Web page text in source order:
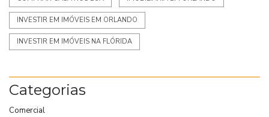
INVESTIR EM IMÓVEIS EM ORLANDO
INVESTIR EM IMÓVEIS NA FLÓRIDA
Categorias
Comercial